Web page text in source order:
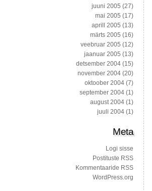
juuni 2005 (27)
mai 2005 (17)
aprill 2005 (13)
märts 2005 (16)
veebruar 2005 (12)
jaanuar 2005 (13)
detsember 2004 (15)
november 2004 (20)
oktoober 2004 (7)
september 2004 (1)
august 2004 (1)
juuli 2004 (1)
Meta
Logi sisse
Postituste RSS
Kommentaaride RSS
WordPress.org